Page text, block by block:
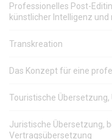
Professionelles Post-
künstlicher Intelligenz
Transkreation
Das Konzept für eine
Touristische
Juristische Übersetzung,
Vertragsübersetzung